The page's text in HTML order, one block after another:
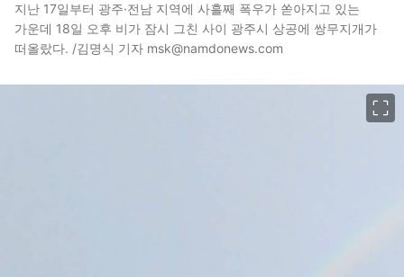
지난 17일부터 광주·전남 지역에 사흘째 폭우가 쏟아지고 있는
가운데 18일 오후 비가 잠시 그친 사이 광주시 상공에 쌍무지개가
떠올랐다. /김명식 기자 msk@namdonews.com